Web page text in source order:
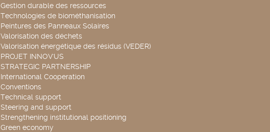
Gestion durable des ressources
Technologies de biométhanisation
Peintures des Panneaux Solaires
Valorisation des déchets
Valorisation énergétique des résidus (VEDER)
PROJET INNOV'US
STRATEGIC PARTNERSHIP
International Cooperation
Conventions
Technical support
Steering and support
Strengthening institutional positioning
Green economy